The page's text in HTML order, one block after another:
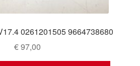
0261201505 9664738680
€97,00